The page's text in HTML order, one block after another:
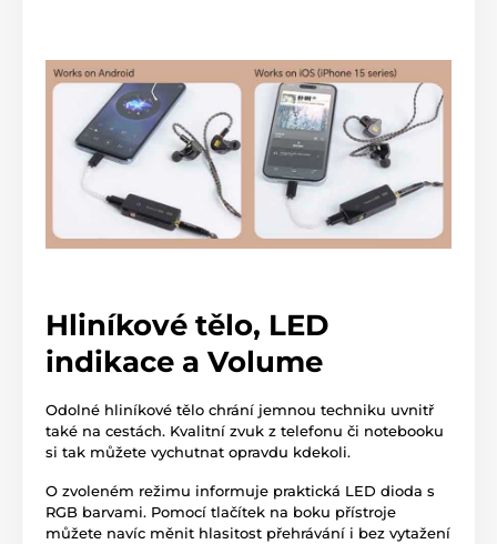
Hliníkové tělo, LED
indikace a Volume
Odolné hliníkové tělo chrání jemnou techniku uvnitř
také na cestách. Kvalitní zvuk z telefonu či notebooku
si tak můžete vychutnat opravdu kdekoli.
O zvoleném režimu informuje praktická LED dioda s
RGB barvami. Pomocí tlačítek na boku přístroje
můžete navíc měnit hlasitost přehrávání i bez vytažení